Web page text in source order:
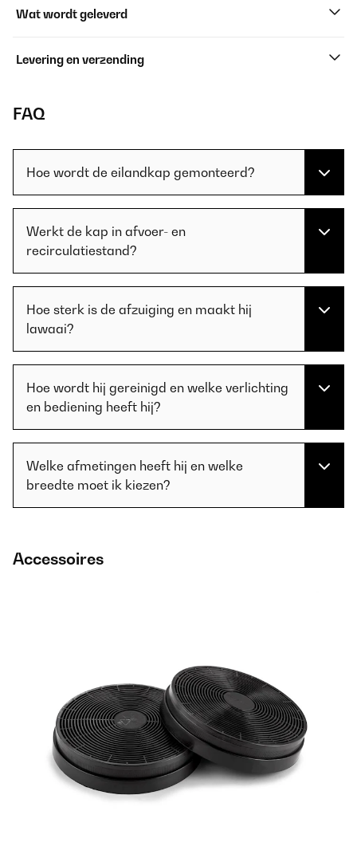
Wat wordt geleverd
Levering en verzending
FAQ
Hoe wordt de eilandkap gemonteerd?
Werkt de kap in afvoer- en
recirculatiestand?
Hoe sterk is de afzuiging en maakt hij
lawaai?
Hoe wordt hij gereinigd en welke verlichting
en bediening heeft hij?
Welke afmetingen heeft hij en welke
breedte moet ik kiezen?
Accessoires